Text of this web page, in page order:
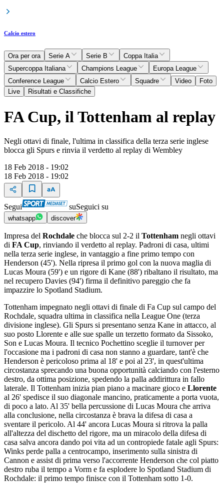
Calcio estero
Ora per ora Serie A Serie B
Coppa Italia
Supercoppa Italiana
Champions League
Europa League
Conference League
Calcio Estero Squadre Video
Foto
Live
Risultati e Classifiche
FA Cup, il Tottenham al replay
Negli ottavi di finale, l'ultima in classifica della terza serie inglese
blocca gli Spurs e rinvia il verdetto al replay di Wembley
18 Feb 2018 - 19:02
18 Feb 2018 - 19:02
Segui suSeguici su
whatsapp discover
Impresa del Rochdale che blocca sul 2-2 il Tottenham negli ottavi
di FA Cup, rinviando il verdetto al replay. Padroni di casa, ultimi
nella terza serie inglese, in vantaggio a fine primo tempo con
Henderson (45'). Nella ripresa il primo gol con la nuova maglia di
Lucas Moura (59') e un rigore di Kane (88') ribaltano il risultato, ma
nel recupero Davies (94') firma il definitivo pareggio che fa
impazzire lo Spotland Stadium.
Tottenham impegnato negli ottavi di finale di Fa Cup sul campo del
Rochdale, squadra ultima in classifica nella League One (terza
divisione inglese). Gli Spurs si presentano senza Kane in attacco, al
suo posto Llorente e alle sue spalle un terzetto formato da Sissoko,
Son e Lucas Moura. Il tecnico Pochettino sceglie il turnover per
l'occasione ma i padroni di casa non stanno a guardare, tant'è che
Henderson è pericoloso prima al 18' e poi al 23', in quest'ultima
circostanza sprecando una buona opportunità calciando con l'esterno
destro, da ottima posizione, spedendo la palla addirittura in fallo
laterale. Il Tottenham inizia pian piano a macinare gioco e Llorente
al 26' spedisce il suo diagonale mancino, praticamente a porta vuota,
di poco a lato. Al 35' bella percussione di Lucas Moura che arriva
alla conclusione, nella circostanza è brava la difesa di casa a
sventare il pericolo. Al 44' ancora Lucas Moura si ritrova la palla
all'altezza del dischetto del rigore, ma un miracolo della difesa di
casa salva ancora dando poi vita ad un contropiede fatale agli Spurs:
Winks perde palla a centrocampo, inserimento sulla sinistra di
Cannon e assist di prima verso l'accorrente Henderson che col piatto
destro ruba il tempo a Vorm e fa esplodere lo Spotland Stadium di
Rochdale: il primo tempo finisce con il Tottenham sotto 1-0.